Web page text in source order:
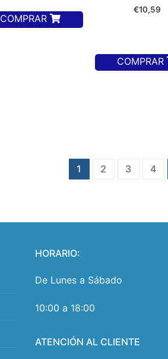
COMPRAR
€10,59
COMPRAR
1 2 3 4
HORARIO:
De Lunes a Sábado
10:00 a 18:00
ATENCIÓN AL CLIENTE